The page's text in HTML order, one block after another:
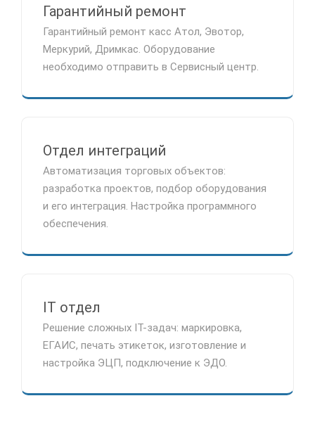
Гарантийный ремонт
Гарантийный ремонт касс Атол, Эвотор,
Меркурий, Дримкас. Оборудование
необходимо отправить в Сервисный центр.
Отдел интеграций
Автоматизация торговых объектов:
разработка проектов, подбор оборудования
и его интеграция. Настройка программного
обеспечения.
IT отдел
Решение сложных IT-задач: маркировка,
ЕГАИС, печать этикеток, изготовление и
настройка ЭЦП, подключение к ЭДО.